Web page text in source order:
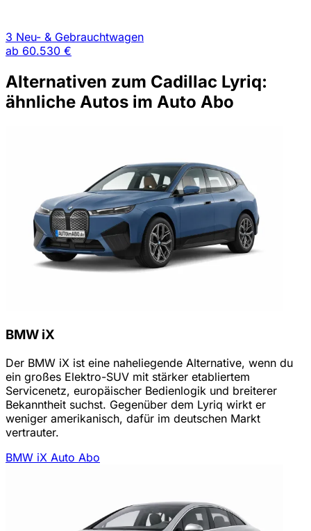
3 Neu- & Gebrauchtwagen
ab 60.530 €
Alternativen zum Cadillac Lyriq:
ähnliche Autos im Auto Abo
BMW iX
Der BMW iX ist eine naheliegende Alternative, wenn du
ein großes Elektro-SUV mit stärker etabliertem
Servicenetz, europäischer Bedienlogik und breiterer
Bekanntheit suchst. Gegenüber dem Lyriq wirkt er
weniger amerikanisch, dafür im deutschen Markt
vertrauter.
BMW iX Auto Abo